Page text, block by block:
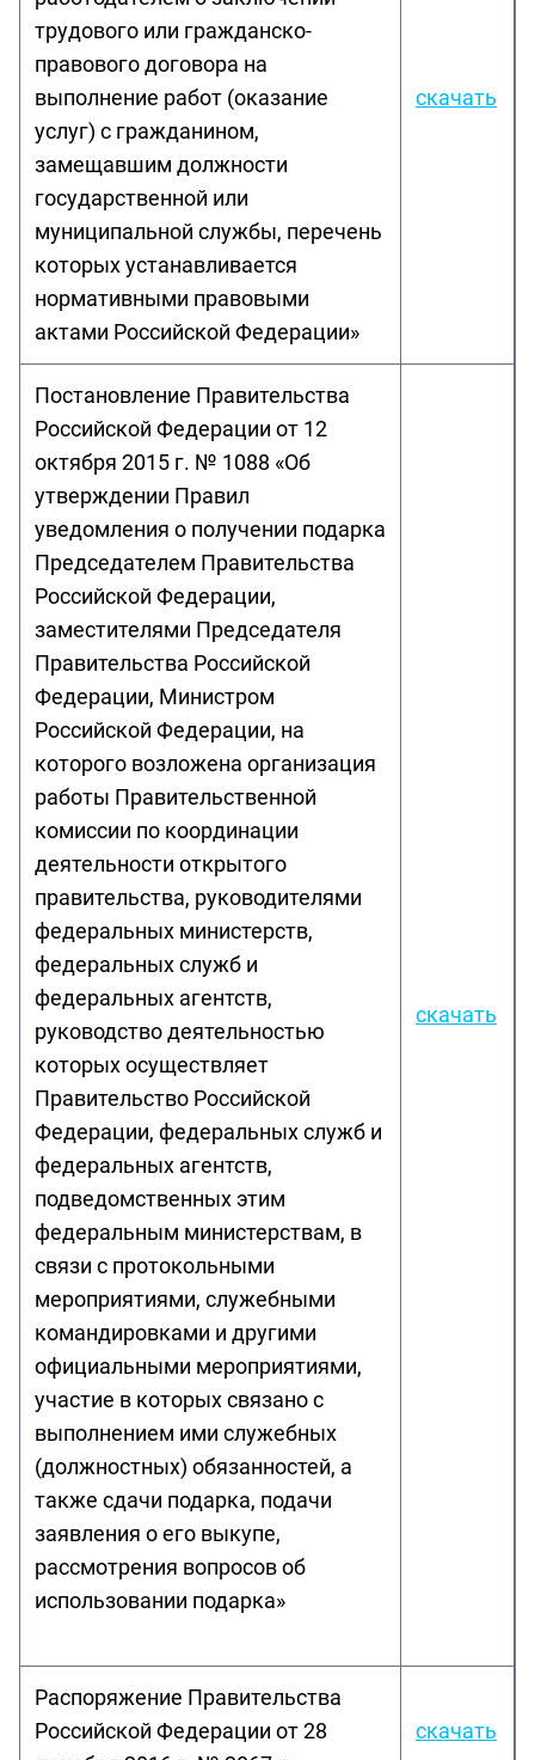
трудового или гражданско-
правового договора на
выполнение работ (оказание
услуг) с гражданином,
замещавшим должности
государственной или
муниципальной службы, перечень
которых устанавливается
нормативными правовыми
актами Российской Федерации»
скачать
Постановление Правительства
Российской Федерации от 12
октября 2015 г. № 1088 «Об
утверждении Правил
уведомления о получении подарка
Председателем Правительства
Российской Федерации,
заместителями Председателя
Правительства Российской
Федерации, Министром
Российской Федерации, на
которого возложена организация
работы Правительственной
комиссии по координации
деятельности открытого
правительства, руководителями
федеральных министерств,
федеральных служб и
федеральных агентств,
руководство деятельностью
которых осуществляет
Правительство Российской
Федерации, федеральных служб и
федеральных агентств,
подведомственных этим
федеральным министерствам, в
связи с протокольными
мероприятиями, служебными
командировками и другими
официальными мероприятиями,
участие в которых связано с
выполнением ими служебных
(должностных) обязанностей, а
также сдачи подарка, подачи
заявления о его выкупе,
рассмотрения вопросов об
использовании подарка»
скачать
Распоряжение Правительства
Российской Федерации от 28
скачать